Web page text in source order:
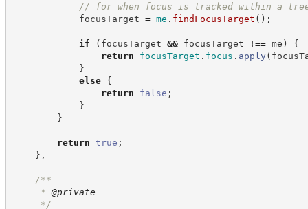
// for when focus is tracked within a tree,
focusTarget = me . findFocusTarget ( ) ;
if ( focusTarget && focusTarget !== me )
{
return
focusTarget . focus . apply (
}
else
{
return
false ;
}
}
return true ;
} ,
/**
* @private
*/